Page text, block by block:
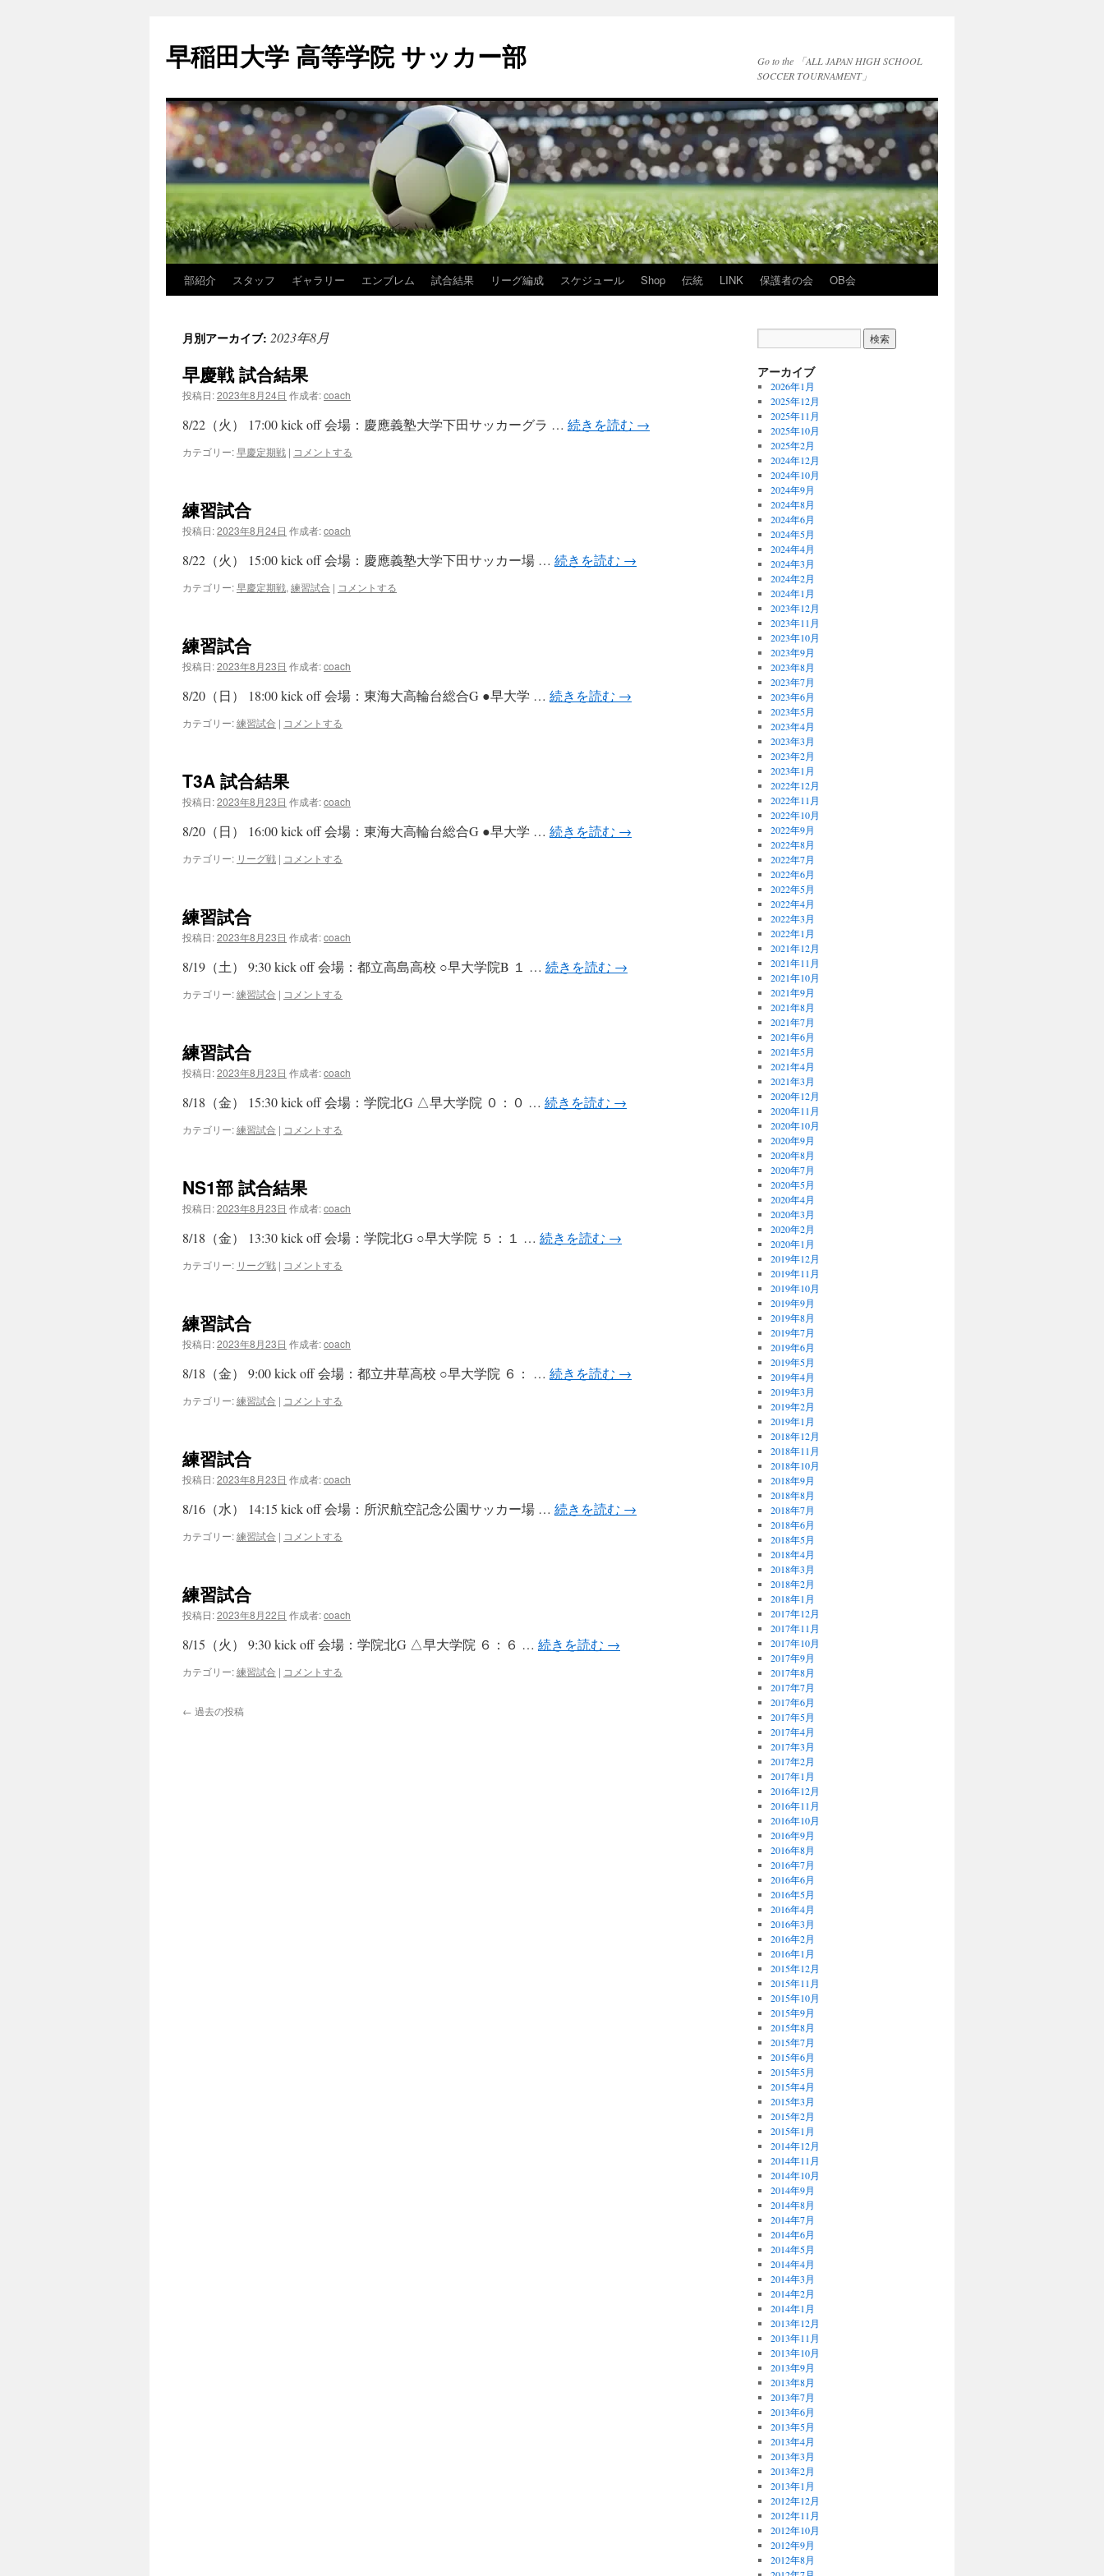
テ
へ
ス
キ
ッ
プ
早稲田大学 高等学院 サッカー部
Go to the 「ALL JAPAN HIGH SCHOOL
SOCCER TOURNAMENT」
部紹介 スタッフ ギャラリー エンブレム 試合結果 リーグ編成 スケジュール Shop 伝統 LINK 保護者の会 OB会
月別アーカイブ: 2023年8月
早慶戦 試合結果
投稿日:2023年8月24日 作成者:coach
8/22（火） 17:00 kick off 会場：慶應義塾大学下田サッカーグラ … 続きを読む →
カテゴリー:早慶定期戦 | コメントする
練習試合
投稿日:2023年8月24日 作成者:coach
8/22（火） 15:00 kick off 会場：慶應義塾大学下田サッカー場 … 続きを読む →
カテゴリー:早慶定期戦, 練習試合 | コメントする
練習試合
投稿日:2023年8月23日 作成者:coach
8/20（日） 18:00 kick off 会場：東海大高輪台総合G ●早大学 … 続きを読む →
カテゴリー:練習試合 | コメントする
T3A 試合結果
投稿日:2023年8月23日 作成者:coach
8/20（日） 16:00 kick off 会場：東海大高輪台総合G ●早大学 … 続きを読む →
カテゴリー: リーグ戦 | コメントする
練習試合
投稿日:2023年8月23日 作成者:coach
8/19（土） 9:30 kick off 会場：都立高島高校 ○早大学院B １ … 続きを読む →
カテゴリー:練習試合 | コメントする
練習試合
投稿日:2023年8月23日 作成者:coach
8/18（金） 15:30 kick off 会場：学院北G △早大学院 ０：０ … 続きを読む →
カテゴリー:練習試合 | コメントする
NS1部 試合結果
投稿日:2023年8月23日 作成者:coach
8/18（金） 13:30 kick off 会場：学院北G ○早大学院 ５：１ … 続きを読む →
カテゴリー: リーグ戦 | コメントする
練習試合
投稿日:2023年8月23日 作成者:coach
8/18（金） 9:00 kick off 会場：都立井草高校 ○早大学院 ６： … 続きを読む →
カテゴリー:練習試合 | コメントする
練習試合
投稿日:2023年8月23日 作成者:coach
8/16（水） 14:15 kick off 会場：所沢航空記念公園サッカー場 … 続きを読む →
カテゴリー:練習試合 | コメントする
練習試合
投稿日:2023年8月22日 作成者:coach
8/15（火） 9:30 kick off 会場：学院北G △早大学院 ６：６ … 続きを読む →
カテゴリー:練習試合 | コメントする
← 過去の投稿
アーカイブ
2026年1月
2025年12月
2025年11月
2025年10月
2025年2月
2024年12月
2024年10月
2024年9月
2024年8月
2024年6月
2024年5月
2024年4月
2024年3月
2024年2月
2024年1月
2023年12月
2023年11月
2023年10月
2023年9月
2023年8月
2023年7月
2023年6月
2023年5月
2023年4月
2023年3月
2023年2月
2023年1月
2022年12月
2022年11月
2022年10月
2022年9月
2022年8月
2022年7月
2022年6月
2022年5月
2022年4月
2022年3月
2022年1月
2021年12月
2021年11月
2021年10月
2021年9月
2021年8月
2021年7月
2021年6月
2021年5月
2021年4月
2021年3月
2020年12月
2020年11月
2020年10月
2020年9月
2020年8月
2020年7月
2020年5月
2020年4月
2020年3月
2020年2月
2020年1月
2019年12月
2019年11月
2019年10月
2019年9月
2019年8月
2019年7月
2019年6月
2019年5月
2019年4月
2019年3月
2019年2月
2019年1月
2018年12月
2018年11月
2018年10月
2018年9月
2018年8月
2018年7月
2018年6月
2018年5月
2018年4月
2018年3月
2018年2月
2018年1月
2017年12月
2017年11月
2017年10月
2017年9月
2017年8月
2017年7月
2017年6月
2017年5月
2017年4月
2017年3月
2017年2月
2017年1月
2016年12月
2016年11月
2016年10月
2016年9月
2016年8月
2016年7月
2016年6月
2016年5月
2016年4月
2016年3月
2016年2月
2016年1月
2015年12月
2015年11月
2015年10月
2015年9月
2015年8月
2015年7月
2015年6月
2015年5月
2015年4月
2015年3月
2015年2月
2015年1月
2014年12月
2014年11月
2014年10月
2014年9月
2014年8月
2014年7月
2014年6月
2014年5月
2014年4月
2014年3月
2014年2月
2014年1月
2013年12月
2013年11月
2013年10月
2013年9月
2013年8月
2013年7月
2013年6月
2013年5月
2013年4月
2013年3月
2013年2月
2013年1月
2012年12月
2012年11月
2012年10月
2012年9月
2012年8月